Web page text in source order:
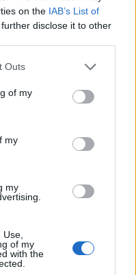
on the IAB’s List of
disclose it to other
Outs
of my
my
my
of my
with the
το νέο